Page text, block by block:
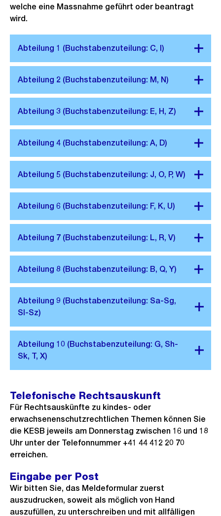
welche eine Massnahme geführt oder beantragt
wird.
Telefonische Rechtsauskunft
Für Rechtsauskünfte zu kindes- oder
erwachsenenschutzrechtlichen Themen können Sie
die KESB jeweils am Donnerstag zwischen 16 und 18
Uhr unter der Telefonnummer +41 44 412 20 70
erreichen.
Eingabe per Post
Wir bitten Sie, das Meldeformular zuerst
auszudrucken, soweit als möglich von Hand
auszufüllen, zu unterschreiben und mit allfälligen